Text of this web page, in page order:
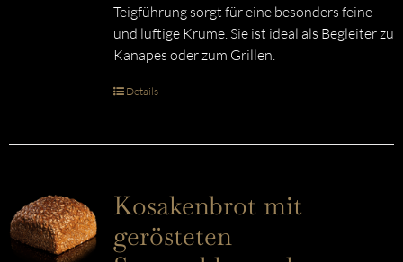
Teigführung sorgt für eine besonders feine
und luftige Krume. Sie ist ideal als Begleiter zu
Kanapes oder zum Grillen.
Details
Kosakenbrot mit
gerösteten